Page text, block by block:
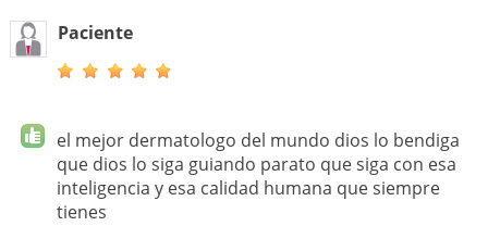
Paciente
el mejor dermatologo del mundo dios lo bendiga
que dios lo siga guiando parato que siga con esa
inteligencia y esa calidad humana que siempre
tienes